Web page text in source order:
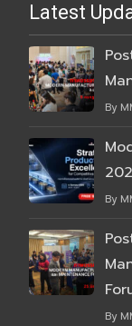
Latest
By
By
By